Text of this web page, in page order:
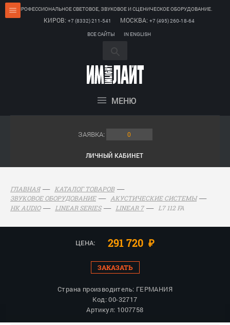
ПРОФЕССИОНАЛЬНОЕ СВЕТОВОЕ, ЗВУКОВОЕ И СЦЕНИЧЕСКОЕ ОБОРУДОВАНИЕ.
КИРОВ: +7 (8332) 211-541 МОСКВА: +7 (495) 260-18-64
ВСЕ САЙТЫ
IN ENGLISH
МЕНЮ
ЗАЯВКА: 0
ЛИЧНЫЙ КАБИНЕТ
ГЛАВНАЯ
КАТАЛОГ ТОВАРОВ
ЗВУКОВОЕ ОБОРУДОВАНИЕ
АКУСТИЧЕСКИЕ СИСТЕМЫ
HK AUDIO
LINEAR SERIES LINEAR 7 L7 112 FA
ЦЕНА: 291 720 ₽
ЗАКАЗАТЬ
Страна производитель: ГЕРМАНИЯ
Код: 00-32717
Артикул: 1007758